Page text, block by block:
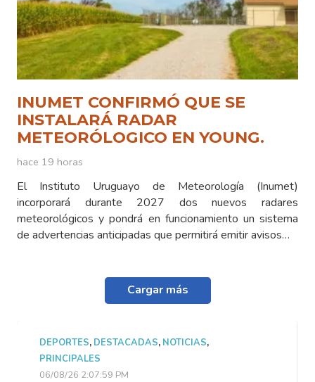
INUMET CONFIRMÓ QUE SE
INSTALARÁ RADAR
METEORÓLOGICO EN YOUNG.
hace 19 horas
El Instituto Uruguayo de Meteorología (Inumet)
incorporará durante 2027 dos nuevos radares
meteorológicos y pondrá en funcionamiento un sistema
de advertencias anticipadas que permitirá emitir avisos…
Cargar más
DEPORTES, DESTACADAS, NOTICIAS,
PRINCIPALES
06/08/26 2:07:59 PM